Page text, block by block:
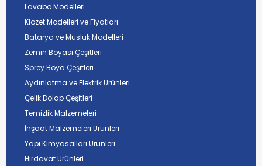
Lavabo Modelleri
Klozet Modelleri ve Fiyatları
Batarya ve Musluk Modelleri
Zemin Boyası Çeşitleri
Sprey Boya Çeşitleri
Aydınlatma ve Elektrik Ürünleri
Çelik Dolap Çeşitleri
Temizlik Malzemeleri
İnşaat Malzemeleri Ürünleri
Yapı Kimyasalları Ürünleri
Hırdavat Ürünleri